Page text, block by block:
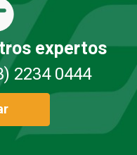
expertos
2234 0444